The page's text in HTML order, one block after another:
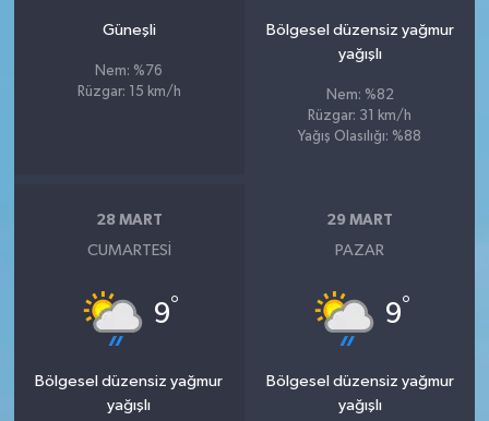
Güneşli
Nem: %76
Rüzgar: 15 km/h
Bölgesel düzensiz yağmur
yağışlı
Nem: %82
Rüzgar: 31 km/h
Yağış Olasılığı: %88
28 MART
CUMARTESI
9°
Bölgesel düzensiz yağmur
yağışlı
29 MART
PAZAR
9°
Bölgesel düzensiz yağmur
yağışlı